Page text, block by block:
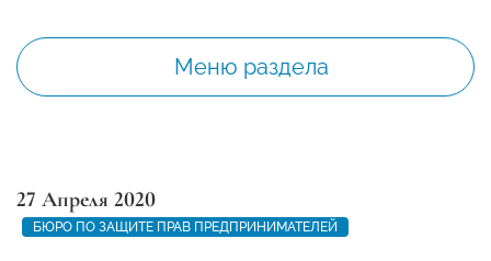
Меню раздела
27 Апреля 2020
БЮРО ПО ЗАЩИТЕ ПРАВ ПРЕДПРИНИМАТЕЛЕЙ